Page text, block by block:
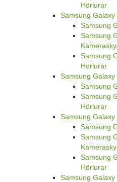
Hörlurar
Samsung
Samsung
Samsung
Samsung
Hörlurar
Samsung
Samsung
Samsung
Hörlurar
Samsung
Samsung
Samsung
Samsung
Hörlurar
Samsung Galaxy